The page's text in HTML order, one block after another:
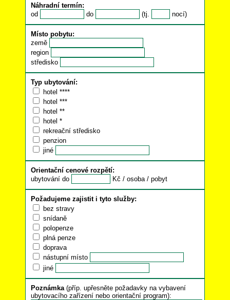
Náhradní termín:
od
do (tj. nocí)
Místo pobytu:
země
region
středisko
Typ ubytování:
hotel ****
hotel ***
hotel **
hotel *
rekreační středisko
penzion
jiné
Orientační cenové rozpětí:
ubytování do
Kč / osoba / pobyt
Požadujeme zajistit i tyto služby:
bez stravy
snídaně
polopenze
plná penze
doprava
nástupní místo
jiné
Poznámka(příp. upřesněte požadavky na vybavení
ubytovacího zařízení nebo orientační program):